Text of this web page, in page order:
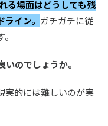
る場面はどうしても残
イン。 ガチガチに従
のでしょうか。
実的には難しいのが実